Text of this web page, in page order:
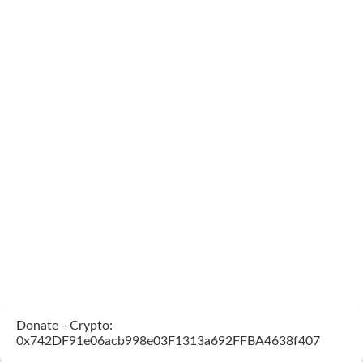
Donate - Crypto:
0x742DF91e06acb998e03F1313a692FFBA4638f407